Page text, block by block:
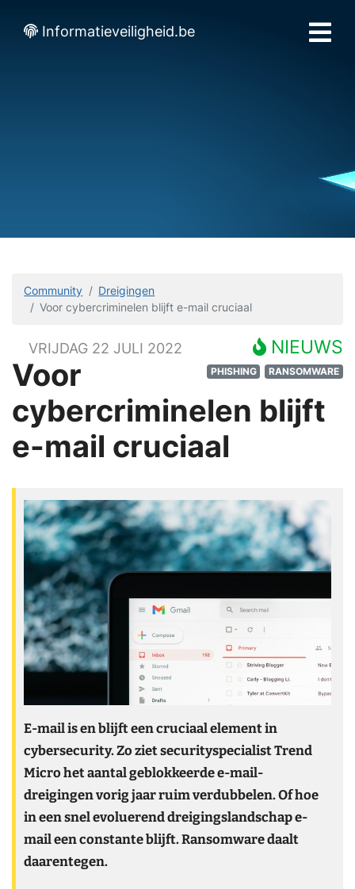
Informatieveiligheid.be
Community
Dreigingen
Voor cybercriminelen blijft e-mail cruciaal
NIEUWS
PHISHING RANSOMWARE
VRIJDAG 22 JULI 2022
Voor
cybercriminelen blijft
e-mail cruciaal
E-mail is en blijft een cruciaal element in
cybersecurity. Zo ziet securityspecialist Trend
Micro het aantal geblokkeerde e-mail-
dreigingen vorig jaar ruim verdubbelen. Of hoe
in een snel evoluerend dreigingslandschap e-
mail een constante blijft. Ransomware daalt
daarentegen.